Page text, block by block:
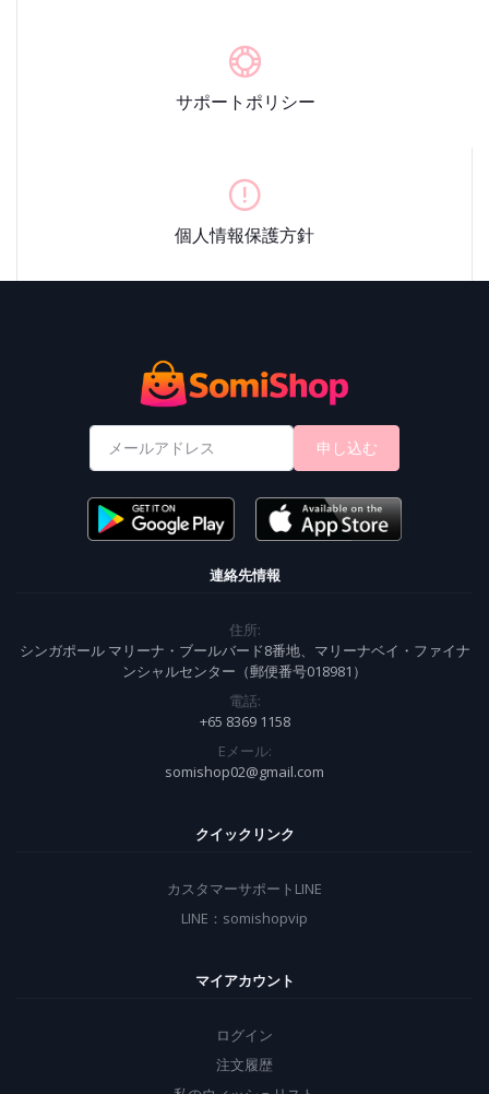
サポートポリシー
個人情報保護方針
申し込む
連絡先情報
住所:
シンガポール マリーナ・ブールバード8番地、マリーナベイ・ファイナ
ンシャルセンター（郵便番号018981）
電話:
+65 8369 1158
Eメール:
somishop02@gmail.com
クイックリンク
カスタマーサポートLINE
LINE：somishopvip
マイアカウント
ログイン
注文履歴